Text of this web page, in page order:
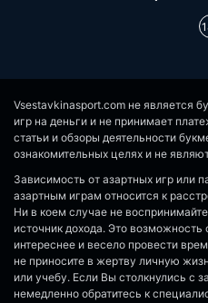
Vsestavkinasport.com не является
игр на деньги и не принимает
статьи и обзоры деятельности
ознакомительных целях и не
Зависимость от азартных игр или
азартным играм относится к
Ни в коем случае не
источник дохода. Это
интереснее и весело провести
не приносите в жертву личную
или учебу. Если Вы столкнулись с
немедленно обратитесь к